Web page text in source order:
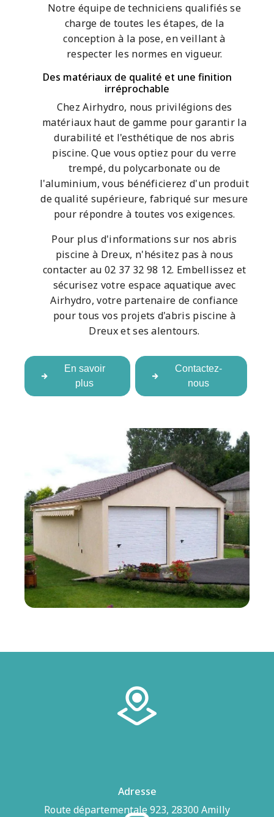
Notre équipe de techniciens qualifiés se
charge de toutes les étapes, de la
conception à la pose, en veillant à
respecter les normes en vigueur.
Des matériaux de qualité et une finition
irréprochable
Chez Airhydro, nous privilégions des
matériaux haut de gamme pour garantir la
durabilité et l'esthétique de nos abris
piscine. Que vous optiez pour du verre
trempé, du polycarbonate ou de
l'aluminium, vous bénéficierez d'un produit
de qualité supérieure, fabriqué sur mesure
pour répondre à toutes vos exigences.
Pour plus d'informations sur nos abris
piscine à Dreux, n'hésitez pas à nous
contacter au 02 37 32 98 12. Embellissez et
sécurisez votre espace aquatique avec
Airhydro, votre partenaire de confiance
pour tous vos projets d'abris piscine à
Dreux et ses alentours.
En savoir
plus
Contactez-
nous
Adresse
Route départementale 923, 28300 Amilly